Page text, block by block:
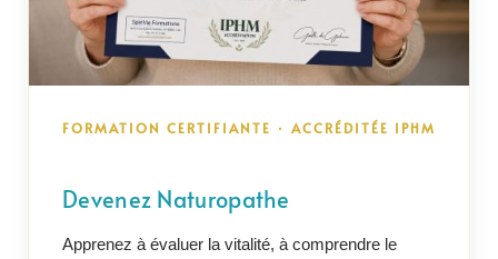
FORMATION CERTIFIANTE · ACCRÉDITÉE IPHM
Devenez Naturopathe
Apprenez à évaluer la vitalité, à comprendre le